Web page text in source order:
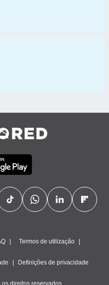
Termos de utilização
Definições de privacidade
direitos reservados